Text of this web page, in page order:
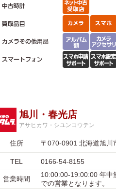
旭川・春光店
アサヒカワ・シユンコウテン
住所 〒070-0901 北海道旭川
TEL 0166-54-8155
営業時間
10:00:00-19:00:00 年中
での営業となります。